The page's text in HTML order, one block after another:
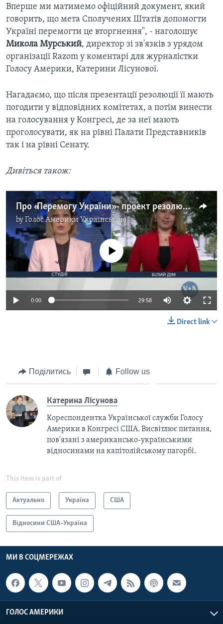
Вперше ми матимемо офіційний документ, який
говорить, що мета Сполучених Штатів допомогти
Україні перемогти це вторгнення", - наголошує
Микола Мурський, директор зі зв'язків з урядом
організації Razom у коментарі для журналістки
Голосу Америки, Катерини Лісунової.
Нагадаємо, що після презентації резолюції її мають
погодити у відповідних комітетах, а потім винести
на голосування у Конгресі, де за неї мають
проголосувати, як на рівні Палати Представників
так і на рівні Сенату.
Дивіться також:
Про «Перемогу України» - проект резолюції в Конгресі США. ЧАС-ТАЙМ
byГолос Америки Українською
No media source currently available
0:00 29:58
Direct link
Поділитись Follow us
Катерина Лісунова
Кореспондентка Української служби Голосу
Америки в Конгресі США. Висвітлює питання,
пов'язані з американсько-українськими
відносинами на капітолійському пагорбі.
This item is part of
Актуально Україна США
Відносини США–Україна
МИ В СОЦМЕРЕЖАХ
ГОЛОС АМЕРИКИ